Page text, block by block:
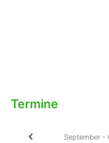
Termine
September -